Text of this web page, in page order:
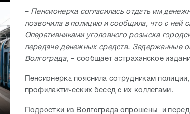
–Пенсионерка согласилась отдать им
позвонила в полицию и сообщила, что с ней
Оперативниками уголовного розыска
передаче денежных средств. Задержанные
Волгограда, – сообщает астраханское
Пенсионерка пояснила сотрудникам
профилактических бесед с их коллегами.
Подростки из Волгограда опрошены и